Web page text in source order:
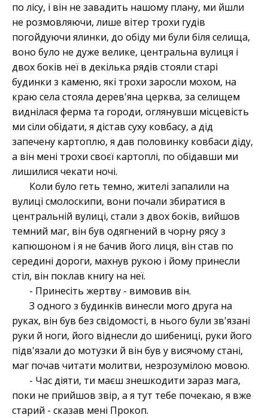
по лісу, і він не завадить нашому плану, ми йшли
не розмовляючи, лише вітер трохи гудів
погойдуючи ялинки, до обіду ми були біля селища,
воно було не дуже велике, центральна вулиця і
двох боків неї в декілька рядів стояли старі
будинки з каменю, які трохи заросли мохом, на
краю села стояла дерев'яна церква, за селищем
виднілася ферма та городи, оглянувши місцевість
ми сіли обідати, я дістав суху ковбасу, а дід
запечену картоплю, я дав половинку ковбаси діду,
а він мені трохи своєї картоплі, по обідавши ми
лишилися чекати ночі.
Коли було геть темно, жителі запалили на
вулиці смолоскипи, вони почали збиратися в
центральній вулиці, стали з двох боків, вийшов
темний маг, він був одягнений в чорну рясу з
капюшоном і я не бачив його лиця, він став по
середині дороги, махнув рукою і йому принесли
стіл, він поклав книгу на неї.
- Принесіть жертву - вимовив він.
З одного з будинків винесли мого друга на
руках, він був без свідомості, в нього були зв'язані
руки й ноги, його віднесли до шибениці, руки його
підв'язали до мотузки й він був у висячому стані,
маг почав читати молитви, незрозумілою мовою.
- Час діяти, ти маєш знешкодити зараз мага,
поки не прийшов звір, а я тут тебе почекаю, я вже
старий - сказав мені Прокоп.